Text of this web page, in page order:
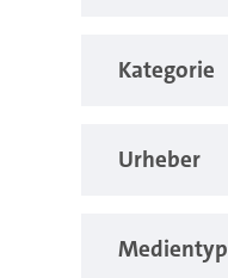
Kategorie
Urheber
Medientyp